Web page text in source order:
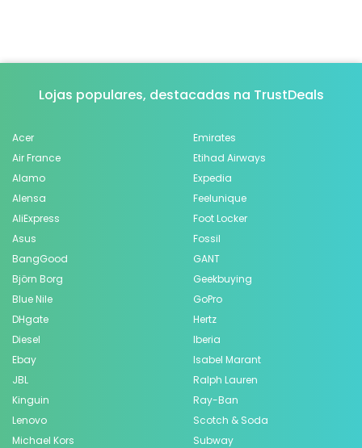
Lojas populares, destacadas na TrustDeals
Acer
Air France
Alamo
Alensa
AliExpress
Asus
BangGood
Björn Borg
Blue Nile
DHgate
Diesel
Ebay
Emirates
Etihad Airways
Expedia
Feelunique
Foot Locker
Fossil
GANT
Geekbuying
GoPro
Hertz
Iberia
Isabel Marant
JBL
Kinguin
Lenovo
Michael Kors
Ralph Lauren
Ray-Ban
Scotch & Soda
Subway